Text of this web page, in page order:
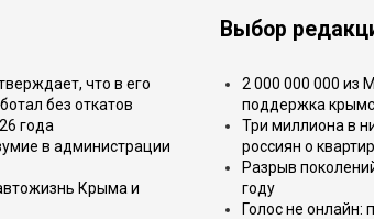
что в его
без откатов
года
в администрации
Крыма и
Выбор
2 000 000 000 из
поддержка
Три миллиона в
россиян о
Разрыв
году
Голос не онлайн: